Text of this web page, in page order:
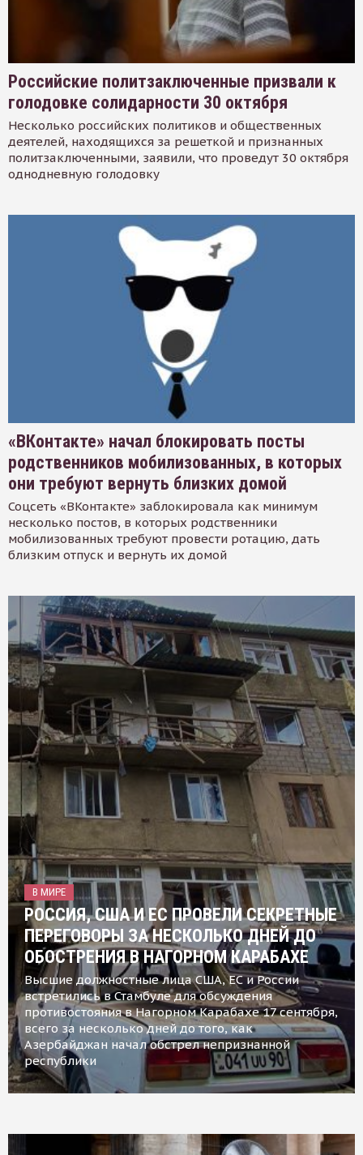
Российские политзаключенные призвали к
голодовке солидарности 30 октября
Несколько российских политиков и общественных
деятелей, находящихся за решеткой и признанных
политзаключенными, заявили, что проведут 30 октября
однодневную голодовку
«ВКонтакте» начал блокировать посты
родственников мобилизованных, в которых
они требуют вернуть близких домой
Соцсеть «ВКонтакте» заблокировала как минимум
несколько постов, в которых родственники
мобилизованных требуют провести ротацию, дать
близким отпуск и вернуть их домой
В МИРЕ
РОССИЯ, США И ЕС ПРОВЕЛИ СЕКРЕТНЫЕ
ПЕРЕГОВОРЫ ЗА НЕСКОЛЬКО ДНЕЙ ДО
ОБОСТРЕНИЯ В НАГОРНОМ КАРАБАХЕ
Высшие должностные лица США, ЕС и России
встретились в Стамбуле для обсуждения
противостояния в Нагорном Карабахе 17 сентября,
всего за несколько дней до того, как
Азербайджан начал обстрел непризнанной
республики